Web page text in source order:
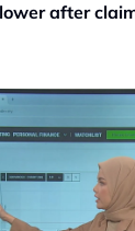
after